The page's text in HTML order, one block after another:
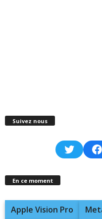
Suivez nous
Twitter
En ce moment
Apple Vision Pro